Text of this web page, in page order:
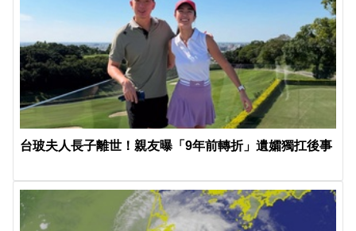
台玻夫人長子離世！親友曝「9年前轉折」遺孀獨扛後事